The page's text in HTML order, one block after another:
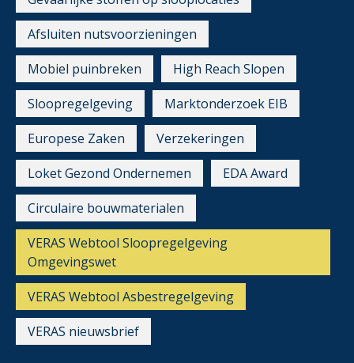
Afsluiten nutsvoorzieningen
Mobiel puinbreken
High Reach Slopen
Sloopregelgeving
Marktonderzoek EIB
Europese Zaken
Verzekeringen
Loket Gezond Ondernemen
EDA Award
Circulaire bouwmaterialen
VERAS Webtool Sloopregelgeving
Omgevingswet
VERAS Webtool Asbestregelgeving
VERAS nieuwsbrief